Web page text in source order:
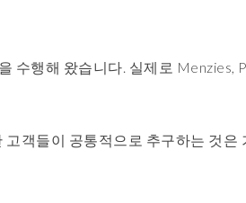
수행해 왔습니다. 실제로 Menzies,
고객들이 공통적으로 추구하는 것은